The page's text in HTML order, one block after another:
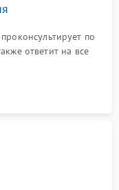
по
ответит на все